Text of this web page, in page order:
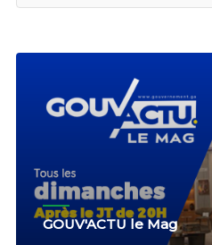
GOUV'ACTU le Mag